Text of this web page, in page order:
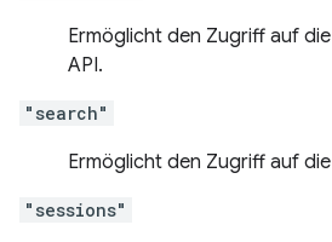
Ermöglicht den Zugriff auf die
API.
"search"
Ermöglicht den Zugriff auf die
"sessions"